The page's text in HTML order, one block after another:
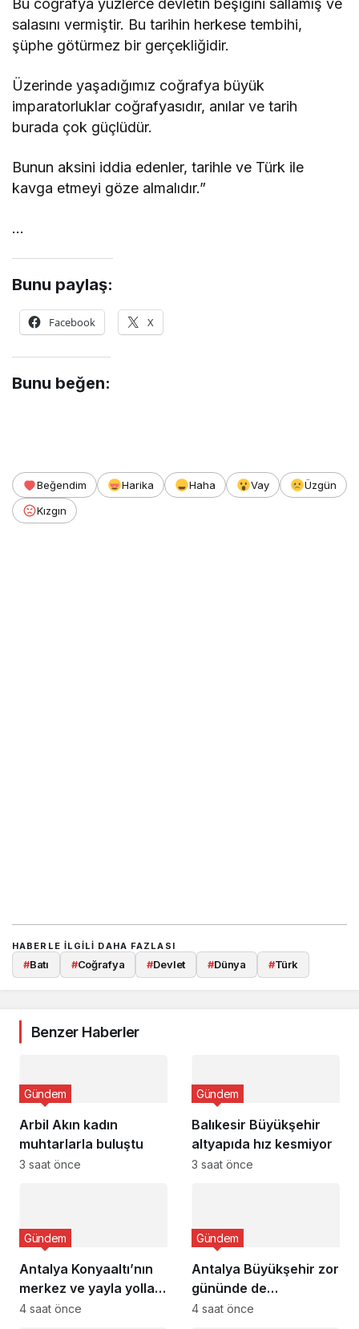
Bu coğrafya yüzlerce devletin beşiğini sallamış ve
salasını vermiştir. Bu tarihin herkese tembihi,
şüphe götürmez bir gerçekliğidir.
Üzerinde yaşadığımız coğrafya büyük
imparatorluklar coğrafyasıdır, anılar ve tarih
burada çok güçlüdür.
Bunun aksini iddia edenler, tarihle ve Türk ile
kavga etmeyi göze almalıdır.”
…
Bunu paylaş:
Facebook X
Bunu beğen:
Beğendim Harika Haha Vay
Üzgün
Kızgın
HABERLE ILGILI DAHA FAZLASI
#Batı #Coğrafya #Devlet #Dünya #Türk
Benzer Haberler
Arbil Akın kadın
muhtarlarla buluştu
Gündem
3 saat önce
Balıkesir Büyükşehir
altyapıda hız kesmiyor
Gündem
3 saat önce
Antalya Konyaaltı’nın
merkez ve yayla yolları
yenilenecek
Gündem
4 saat önce
Antalya Büyükşehir zor
gününde de
vatandaşın yanında
Gündem
4 saat önce